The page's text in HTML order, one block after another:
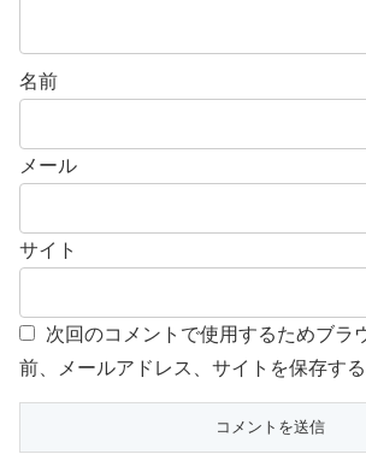
名前
メール
サイト
次回のコメントで使用するためブラ
前、メールアドレス、サイトを保存する